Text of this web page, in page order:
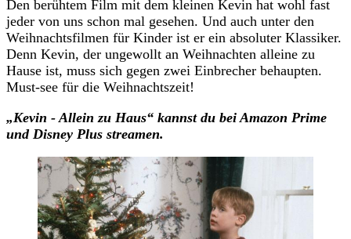
Den berühtem Film mit dem kleinen Kevin hat wohl fast
jeder von uns schon mal gesehen. Und auch unter den
Weihnachtsfilmen für Kinder ist er ein absoluter Klassiker.
Denn Kevin, der ungewollt an Weihnachten alleine zu
Hause ist, muss sich gegen zwei Einbrecher behaupten.
Must-see für die Weihnachtszeit!
„Kevin - Allein zu Haus“ kannst du bei Amazon Prime
und Disney Plus streamen.